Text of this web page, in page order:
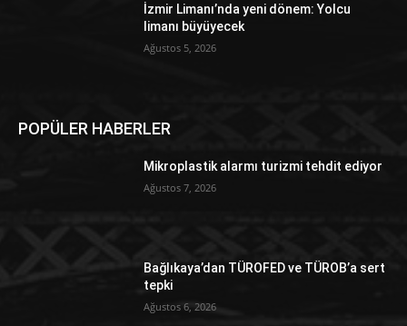
İzmir Limanı’nda yeni dönem: Yolcu
limanı büyüyecek
Ağustos 5, 2026
POPÜLER HABERLER
Mikroplastik alarmı turizmi tehdit ediyor
Ağustos 7, 2026
Bağlıkaya’dan TÜROFED ve TÜROB’a sert
tepki
Ağustos 6, 2026